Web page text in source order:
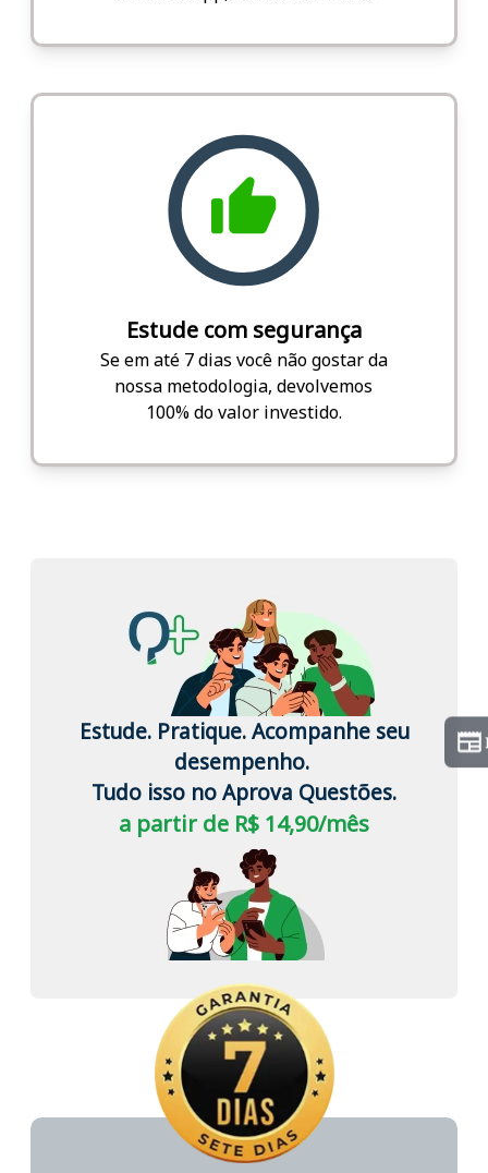
Estude com segurança
Se em até 7 dias você não gostar da
nossa metodologia, devolvemos
100% do valor investido.
Estude. Pratique. Acompanhe seu
desempenho.
Tudo isso no Aprova Questões.
a partir de R$ 14,90/mês